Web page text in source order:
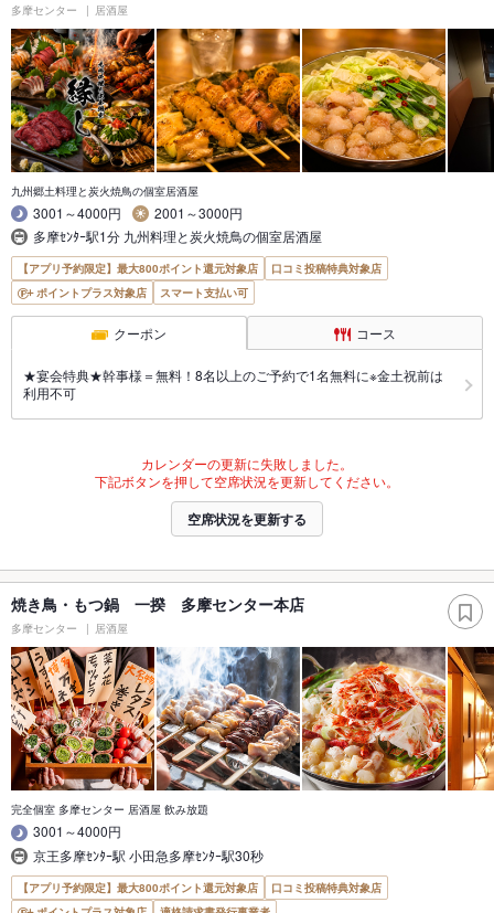
多摩センター 居酒屋
九州郷土料理と炭火焼鳥の個室居酒屋
3001～4000円
2001～3000円
多摩ｾﾝﾀｰ駅1分 九州料理と炭火焼鳥の個室居酒屋
【アプリ予約限定】最大800ポイント還元対象店
口コミ投稿特典対象店
ポイントプラス対象店
スマート支払い可
クーポン コース
★宴会特典★幹事様＝無料！8名以上のご予約で1名無料に※金土祝前は
利用不可
カレンダーの更新に失敗しました。
下記ボタンを押して空席状況を更新してください。
空席状況を更新する
焼き鳥・もつ鍋 一揆 多摩センター本店
多摩センター 居酒屋
完全個室 多摩センター 居酒屋 飲み放題
3001～4000円
京王多摩ｾﾝﾀｰ駅 小田急多摩ｾﾝﾀｰ駅30秒
【アプリ予約限定】最大800ポイント還元対象店
口コミ投稿特典対象店